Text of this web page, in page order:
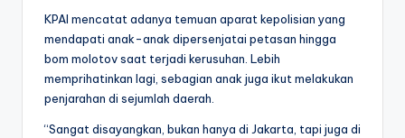
KPAI mencatat adanya temuan aparat kepolisian yang
mendapati anak-anak dipersenjatai petasan hingga
bom molotov saat terjadi kerusuhan. Lebih
memprihatinkan lagi, sebagian anak juga ikut melakukan
penjarahan di sejumlah daerah.
“Sangat disayangkan, bukan hanya di Jakarta, tapi juga di